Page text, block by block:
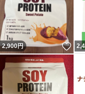
2,900円 い